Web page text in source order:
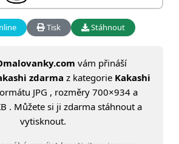
Tisk Stáhnout
vám přináší
zdarma z kategorie Kakashi
JPG , rozměry 700×934 a
. Můžete si ji zdarma stáhnout a
vytisknout.